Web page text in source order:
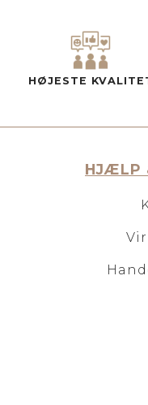
HØJESTE
HJÆLP